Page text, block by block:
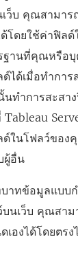
ต่
)
เว็บ คุณสามา
ด้โดยใช้ค่าฟิล
ฐานที่คุณหรือ
ได้เมื่อทำกา
ทำการสะสา
Tableau
ด์ในโฟลว์ขอ
ผู้อื่น
าทข้อมูลแบบ
นเว็บ คุณสาม
องได้โดยตรง